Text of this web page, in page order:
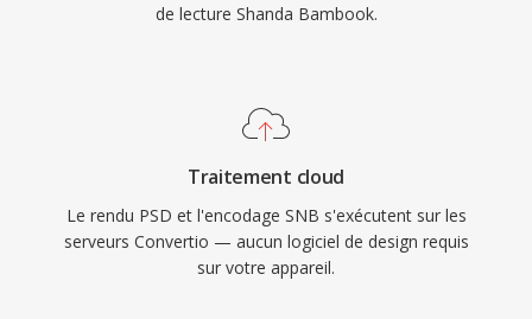
de lecture Shanda Bambook.
Traitement cloud
Le rendu PSD et l'encodage SNB s'exécutent sur les
serveurs Convertio — aucun logiciel de design requis
sur votre appareil.